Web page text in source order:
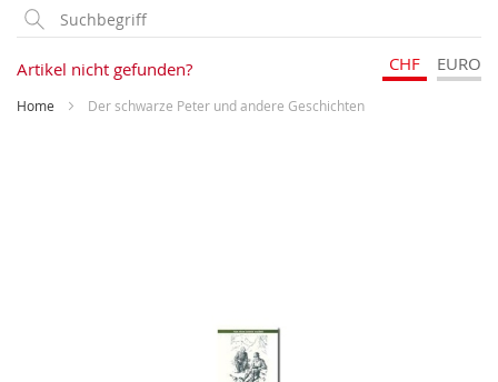
Inhalt
Artikel nicht gefunden? CHF EURO
Home Der schwarze Peter und andere Geschichten